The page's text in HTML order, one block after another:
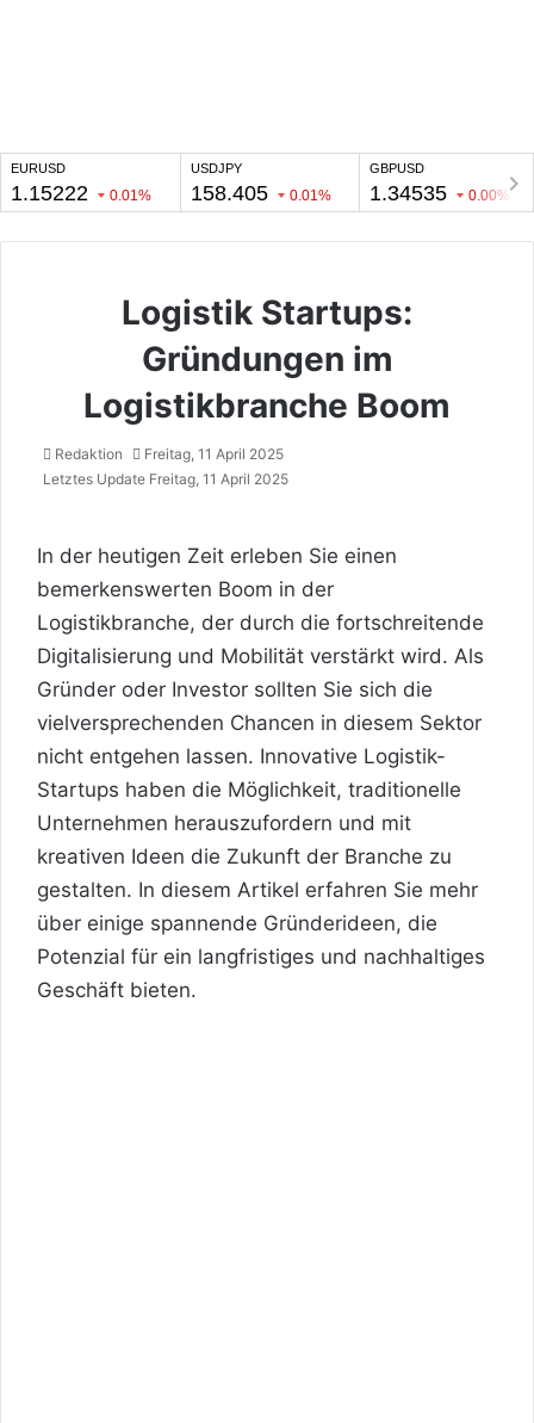
Logistik Startups:
Gründungen im
Logistikbranche Boom
Redaktion
Freitag, 11 April 2025
Letztes Update Freitag, 11 April 2025
In der heutigen Zeit erleben Sie einen
bemerkenswerten Boom in der
Logistikbranche, der durch die fortschreitende
Digitalisierung und Mobilität verstärkt wird. Als
Gründer oder Investor sollten Sie sich die
vielversprechenden Chancen in diesem Sektor
nicht entgehen lassen. Innovative Logistik-
Startups haben die Möglichkeit, traditionelle
Unternehmen herauszufordern und mit
kreativen Ideen die Zukunft der Branche zu
gestalten. In diesem Artikel erfahren Sie mehr
über einige spannende Gründerideen, die
Potenzial für ein langfristiges und nachhaltiges
Geschäft bieten.